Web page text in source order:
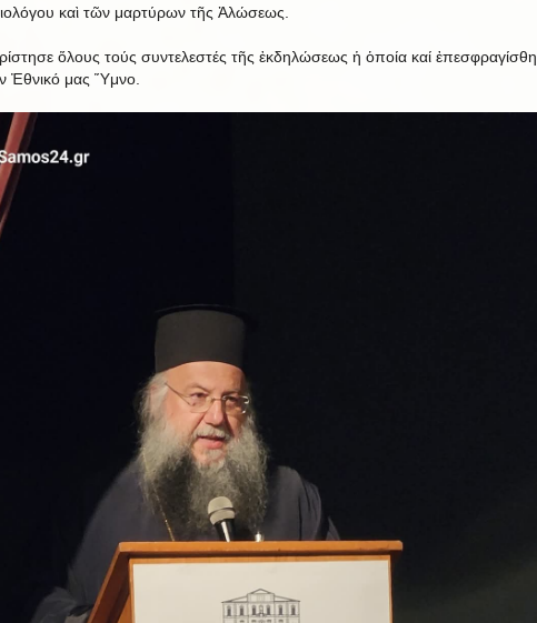
καὶ τῶν μαρτύρων τῆς Ἀλώσεως.
ὅλους τούς συντελεστές τῆς ἐκδηλώσεως ἡ ὁποία καί ἐπεσφραγίσθη
Ἐθνικό μας Ὕμνο.